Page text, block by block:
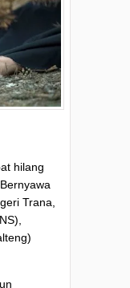
hilang
Trana,